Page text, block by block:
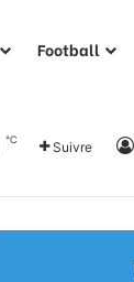
Football
℃ Suivre